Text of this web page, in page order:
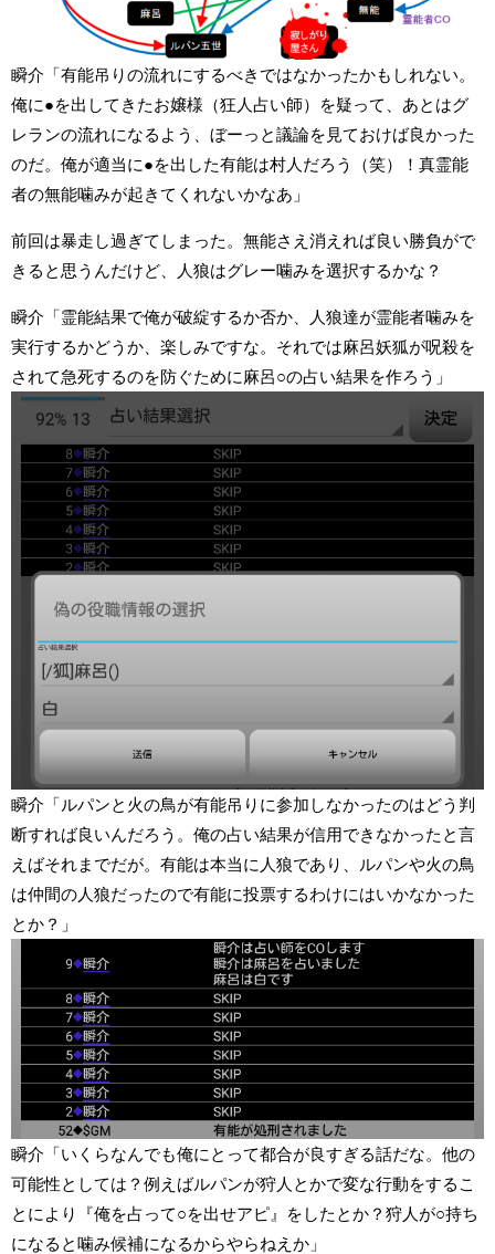
瞬介「有能吊りの流れにするべきではなかったかもしれない。
俺に●を出してきたお嬢様（狂人占い師）を疑って、あとはグ
レランの流れになるよう、ぼーっと議論を見ておけば良かった
のだ。俺が適当に●を出した有能は村人だろう（笑）！真霊能
者の無能噛みが起きてくれないかなあ」
前回は暴走し過ぎてしまった。無能さえ消えれば良い勝負がで
きると思うんだけど、人狼はグレー噛みを選択するかな？
瞬介「霊能結果で俺が破綻するか否か、人狼達が霊能者噛みを
実行するかどうか、楽しみですな。それでは麻呂妖狐が呪殺を
されて急死するのを防ぐために麻呂○の占い結果を作ろう」
瞬介「ルパンと火の鳥が有能吊りに参加しなかったのはどう判
断すれば良いんだろう。俺の占い結果が信用できなかったと言
えばそれまでだが。有能は本当に人狼であり、ルパンや火の鳥
は仲間の人狼だったので有能に投票するわけにはいかなかった
とか？」
瞬介「いくらなんでも俺にとって都合が良すぎる話だな。他の
可能性としては？例えばルパンが狩人とかで変な行動をするこ
とにより『俺を占って○を出せアピ』をしたとか？狩人が○持ち
になると噛み候補になるからやらねえか」